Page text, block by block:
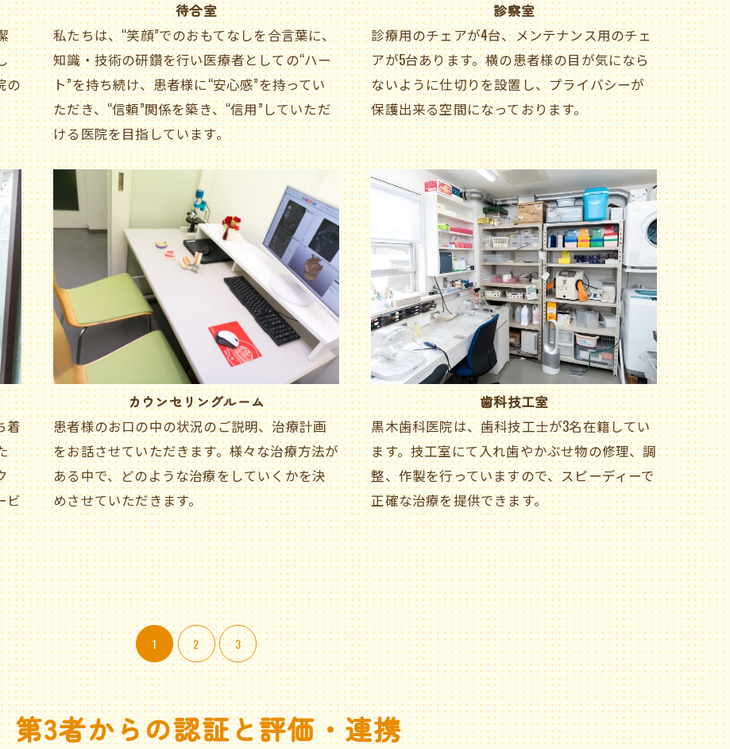
の
待合室
私たちは、“笑顔”でのおもてなしを合言葉に、
知識・技術の研鑽を行い医療者としての“ハー
ト”を持ち続け、患者様に“安心感”を持ってい
ただき、“信頼”関係を築き、“信用”していただ
ける医院を目指しています。
診察室
診療用のチェアが4台、メンテナンス用のチェ
アが5台あります。横の患者様の目が気になら
ないように仕切りを設置し、プライバシーが
保護出来る空間になっております。
着
ビ
カウンセリングルーム
患者様のお口の中の状況のご説明、治療計画
をお話させていただきます。様々な治療方法が
ある中で、どのような治療をしていくかを決
めさせていただきます。
歯科技工室
黒木歯科医院は、歯科技工士が3名在籍してい
ます。技工室にて入れ歯やかぶせ物の修理、調
整、作製を行っていますので、スピーディーで
正確な治療を提供できます。
1 2 3
第3者からの認証と評価・連携
ご予約はこちら